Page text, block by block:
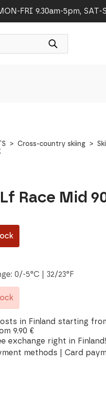
FRI 9.30am-5pm, SAT-
Cross-country skiing
Race Mid
0/-5°C | 32/23°F
in Finland starting
9.90 €
exchange right in Finland!
methods | Card